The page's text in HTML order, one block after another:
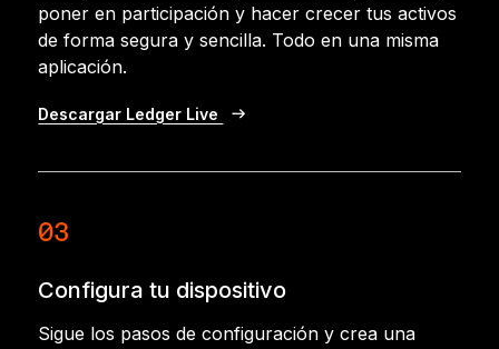
poner en participación y hacer crecer tus activos
de forma segura y sencilla. Todo en una misma
aplicación.
Descargar Ledger Live
03
Configura tu dispositivo
Sigue los pasos de configuración y crea una